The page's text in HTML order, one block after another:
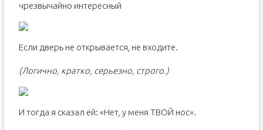
чрезвычайно интересный
Если дверь не открывается, не входите.
(Логично, кратко, серьезно, строго.)
И тогда я сказал ей: «Нет, у меня ТВОЙ нос».